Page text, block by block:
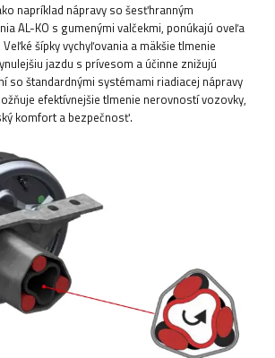
napríklad nápravy so šesťhranným
AL-KO s gumenými valčekmi, ponúkajú oveľa
šípky vychyľovania a mäkšie tlmenie
jazdu s prívesom a účinne znižujú
so štandardnými systémami riadiacej nápravy
efektívnejšie tlmenie nerovností vozovky,
komfort a bezpečnosť.